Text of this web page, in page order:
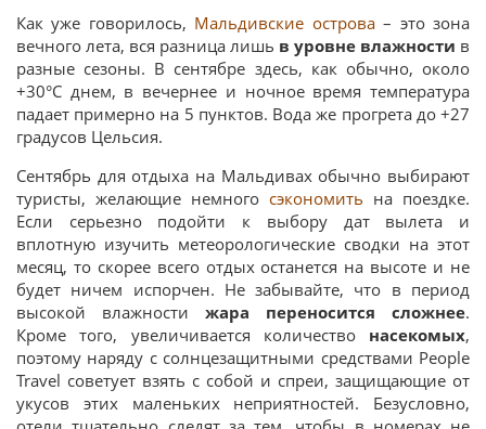
Как уже говорилось, Мальдивские острова– это зона
вечного лета, вся разница лишь в уровне влажности в
разные сезоны. В сентябре здесь, как обычно, около
+30°C днем, в вечернее и ночное время температура
падает примерно на 5 пунктов. Вода же прогрета до +27
градусов Цельсия.
Сентябрь для отдыха на Мальдивах обычно выбирают
туристы, желающие немного сэкономить на поездке.
Если серьезно подойти к выбору дат вылета и
вплотную изучить метеорологические сводки на этот
месяц, то скорее всего отдых останется на высоте и не
будет ничем испорчен. Не забывайте, что в период
высокой влажности жара переносится сложнее.
Кроме того, увеличивается количество насекомых,
поэтому наряду с солнцезащитными средствами People
Travel советует взять с собой и спреи, защищающие от
укусов этих маленьких неприятностей. Безусловно,